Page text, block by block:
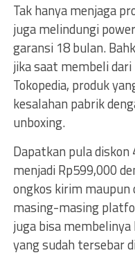
Tak hanya menjaga
juga melindungi
garansi 18 bulan.
jika saat membeli
Tokopedia, produk
kesalahan pabrik
unboxing.
Dapatkan pula diskon
menjadi Rp599,000
ongkos kirim maupun
masing-masing
juga bisa
yang sudah tersebar